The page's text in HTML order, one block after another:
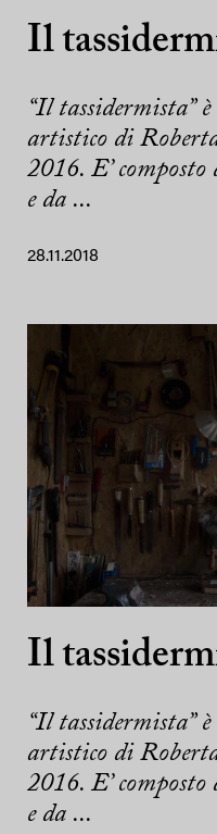
Il
“Il tassidermista”
artistico di
2016. E’
e da ...
28.11.2018
Il
“Il tassidermista”
artistico di
2016. E’
e da ...